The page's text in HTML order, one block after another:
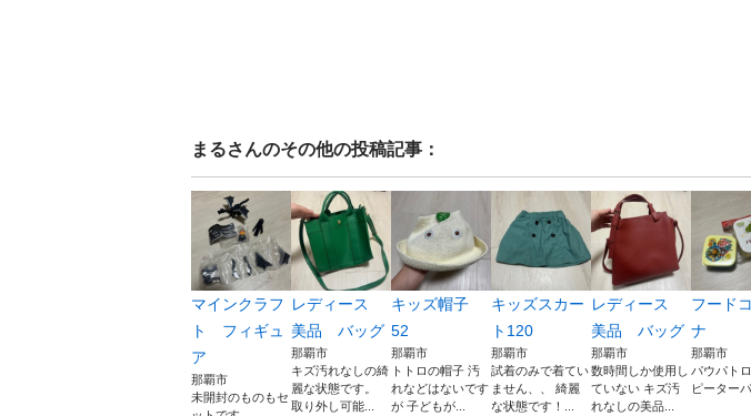
まるさんのその他の投稿記事：
マインクラフ
ト フィギュ
ア
那覇市
未開封のものもセ
レディース
美品 バッグ
那覇市
キズ汚れなしの綺
麗な状態です。
取り外し可能...
キッズ帽子
52
那覇市
トトロの帽子 汚
れなどはないです
が 子どもが...
キッズスカー
ト120
那覇市
試着のみで着てい
ません、、 綺麗
な状態です！...
レディース
美品 バッグ
那覇市
数時間しか使用し
ていない キズ汚
れなしの美品...
フード
ナ
那覇市
パウパト
ピーター